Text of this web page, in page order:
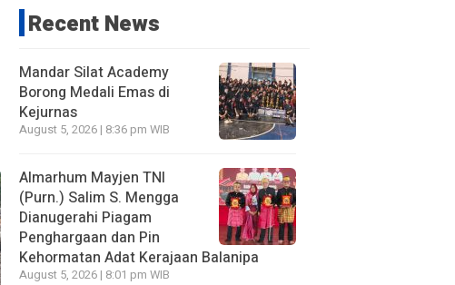
Recent News
Mandar Silat Academy
Borong Medali Emas di
Kejurnas
August 5, 2026 | 8:36 pm WIB
Almarhum Mayjen TNI
(Purn.) Salim S. Mengga
Dianugerahi Piagam
Penghargaan dan Pin
Kehormatan Adat Kerajaan Balanipa
August 5, 2026 | 8:01 pm WIB